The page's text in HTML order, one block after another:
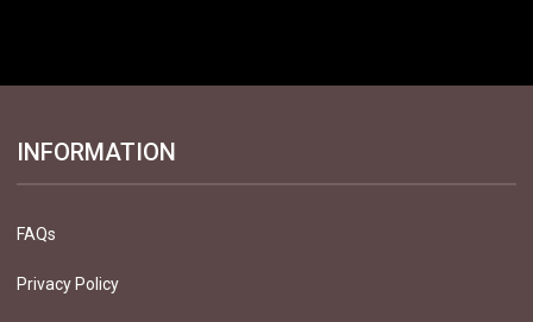
INFORMATION
FAQs
Privacy Policy